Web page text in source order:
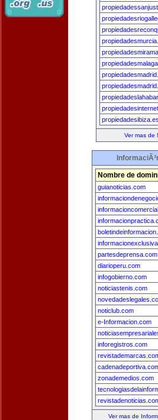
propiedadesibiza.es
Ver mas de
Nombre de
guianoticias.com
partesdeprensa.com
diarioperu.com
infogobierno.com
noticiastenis.com
noticlub.com
e-Informacion.com
inforegistros.com
zonademedios.com
Ver mas de